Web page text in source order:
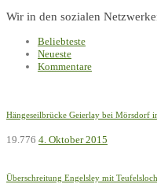
Wir in den sozialen
Beliebteste
Neueste
Kommentare
Hängeseilbrücke Geierlay bei Mörsdorf
19.776 4. Oktober 2015
Überschreitung Engelsley mit